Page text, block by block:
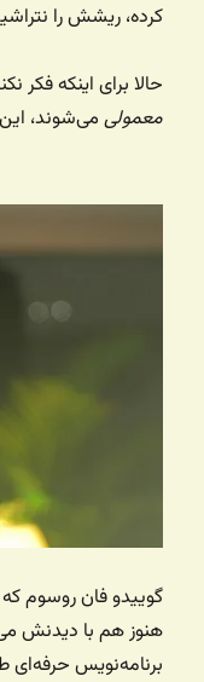
کرده، ریشش را
حالا برای اینکه فکر
معمولی می‌شوند، این
گوییدو فان روسوم
هنوز هم با دیدنش
برنامه‌نویس